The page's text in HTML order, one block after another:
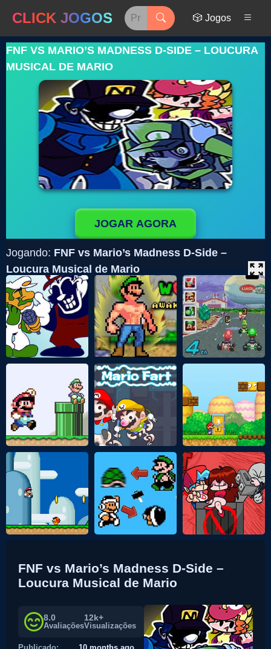
CLICK JOGOS 🎲 Jogos
FNF VS MARIO’S MADNESS D-SIDE – LOUCURA
MUSICAL DE MARIO
JOGAR AGORA
Jogando: FNF vs Mario’s Madness D-Side –
Loucura Musical de Mario
FNF vs Mario’s Madness D-Side –
Loucura Musical de Mario
8.0
Avaliações
12k+
Visualizações
Publicado:
10 months ago